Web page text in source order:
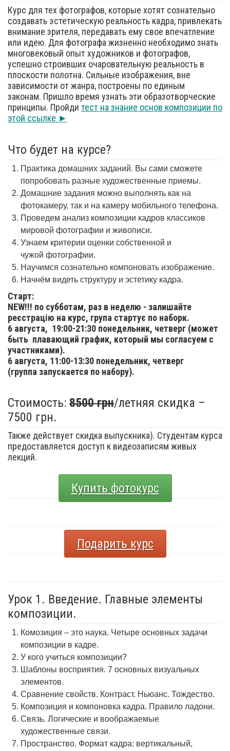
Курс для тех фотографов, которые хотят сознательно
создавать эстетическую реальность кадра, привлекать
внимание зрителя, передавать ему свое впечатление
или идею. Для фотографа жизненно необходимо знать
многовековый опыт художников и фотографов,
успешно строивших очаровательную реальность в
плоскости полотна. Сильные изображения, вне
зависимости от жанра, построены по единым
законам. Пришло время узнать эти образотворческие
принципы. Пройди тест на знание основ композиции по
этой ссылке ►
Что будет на курсе?
Практика домашних заданий. Вы сами сможете
попробовать разные художественные приемы.
Домашние задания можно выполнять как на
фотокамеру, так и на камеру мобильного телефона.
Проведем анализ композиции кадров классиков
мировой фотографии и живописи.
Узнаем критерии оценки собственной и
чужой фотографии.
Научимся сознательно компоновать изображение.
Начнём видеть структуру и эстетику кадра.
Старт:
NEW!!! по субботам, раз в неделю - залишайте
реєстрацію на курс, група стартує по наборк.
6 августа, 19:00-21:30 понедельник, четверг (может
быть плавающий график, который мы согласуем с
участниками).
6 августа, 11:00-13:30 понедельник, четверг
(группа запускается по набору).
Стоимость: 8500 грн/летняя скидка –
7500 грн.
Также действует скидка выпускника). Студентам курса
предоставляется доступ к видеозаписям живых
лекций.
Купить фотокурс
Подарить курс
Урок 1. Введение. Главные элементы
композиции.
Комозиция – это наука. Четыре основных задачи
композиции в кадре.
У кого учиться композиции?
Шаблоны восприятия. 7 основных визуальных
элементов.
Сравнение свойств. Контраст. Ньюанс. Тождество.
Композиция и компоновка кадра. Правило ладони.
Связь. Логические и воображаемые
художественные связи.
Пространство. Формат кадра: вертикальный,